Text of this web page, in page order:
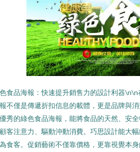
食品海報：快速提升銷售力的設計利器
不僅是傳遞折扣信息的載體，更是品牌與
秀的綠色食品海報，能將食品的天然、安
客注意力、驅動沖動消費。巧思設計能大
食客。促銷藝術不僅靠價格，更靠視覺本